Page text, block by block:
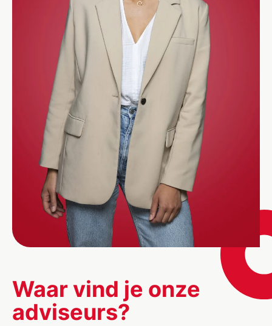
Waar vind je onze
adviseurs?